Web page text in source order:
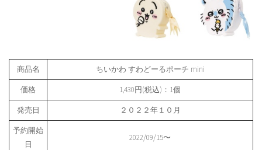
商品名 ちいかわ すわどーるポーチ mini
価格 1,430円(税込)：1個
発売日 ２０２２年１０月
予約開始
日
2022/09/15〜